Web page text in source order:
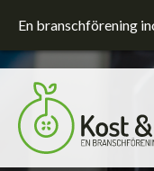
En branschförening